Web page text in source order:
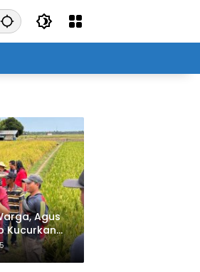
Agus
Kucurkan
di Kalukku